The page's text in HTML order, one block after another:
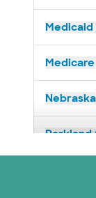
Parkland
Red